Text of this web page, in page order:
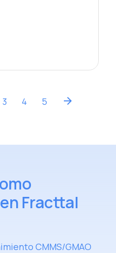
3 4 5 arrow_forward
Fracttal
CMMS/GMAO